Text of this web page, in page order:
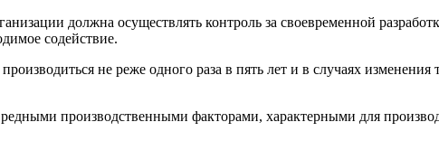
должна осуществлять контроль за своевременной
содействие.
не реже одного раза в пять лет и в случаях
производственными факторами, характерными для